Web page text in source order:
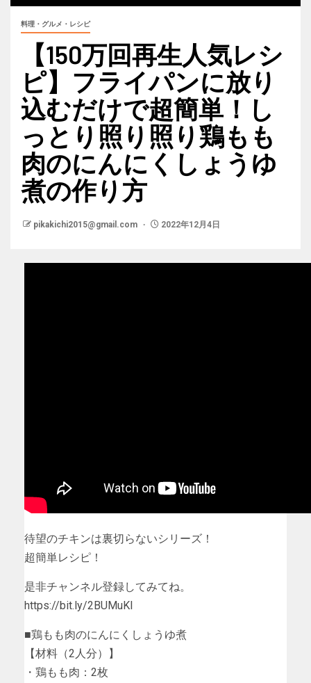
料理・グルメ・レシピ
【150万回再生人気レシ
ピ】フライパンに放り
込むだけで超簡単！し
っとり照り照り鶏もも
肉のにんにくしょうゆ
煮の作り方
pikakichi2015@gmail.com 2022年12月4日
待望のチキンは裏切らないシリーズ！
超簡単レシピ！
是非チャンネル登録してみてね。
https://bit.ly/2BUMuKI
■鶏もも肉のにんにくしょうゆ煮
【材料（2人分）】
・鶏もも肉：2枚